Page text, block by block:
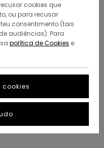
cookies que
ou para recusar
consentimento (tais
audiências). Para
política de Cookies e
cookies